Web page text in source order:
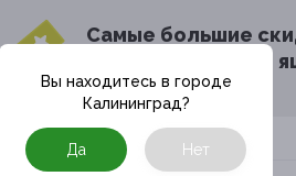
Cамые большие
в твоём почтовом
Москва
Вы находитесь в городе
Калининград?
Да Нет